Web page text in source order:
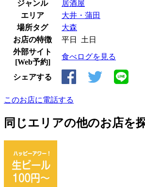
ジャンル
居酒屋
エリア
大井・蒲田
場所タグ
大森
お店の特徴
平日 土日
外部サイト
[Web予約]
食べログを見る
シェアする
このお店に電話する
同じエリアの他のお店を